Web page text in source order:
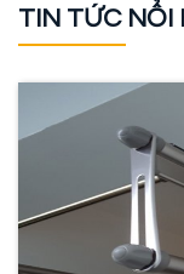
TIN TỨC NỔI